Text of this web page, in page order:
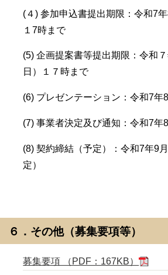
(４) 参加申込書提出期限：令和7年
１7時まで
(5) 企画提案書等提出期限：令和
日）１７時まで
(6) プレゼンテーション：令和7年
(7) 事業者決定及び通知：令和7年
(8) 契約締結（予定）：令和7年9
定）
６．その他（募集要項等）
募集要項 （PDF：167KB）